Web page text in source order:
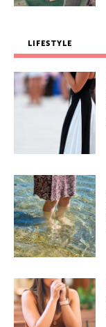
LIFESTYLE